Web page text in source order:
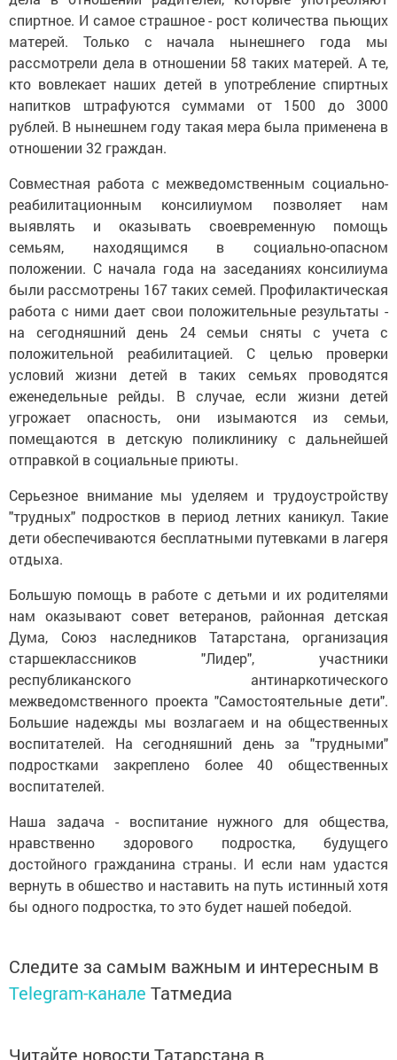
спиртное. И самое страшное - рост количества пьющих
матерей. Только с начала нынешнего года мы
рассмотрели дела в отношении 58 таких матерей. А те,
кто вовлекает наших детей в употребление спиртных
напитков штрафуются суммами от 1500 до 3000
рублей. В нынешнем году такая мера была применена в
отношении 32 граждан.
Совместная работа с межведомственным социально-
реабилитационным консилиумом позволяет нам
выявлять и оказывать своевременную помощь
семьям, находящимся в социально-опасном
положении. С начала года на заседаниях консилиума
были рассмотрены 167 таких семей. Профилактическая
работа с ними дает свои положительные результаты -
на сегодняшний день 24 семьи сняты с учета с
положительной реабилитацией. С целью проверки
условий жизни детей в таких семьях проводятся
еженедельные рейды. В случае, если жизни детей
угрожает опасность, они изымаются из семьи,
помещаются в детскую поликлинику с дальнейшей
отправкой в социальные приюты.
Серьезное внимание мы уделяем и трудоустройству
"трудных" подростков в период летних каникул. Такие
дети обеспечиваются бесплатными путевками в лагеря
отдыха.
Большую помощь в работе с детьми и их родителями
нам оказывают совет ветеранов, районная детская
Дума, Союз наследников Татарстана, организация
старшеклассников "Лидер", участники
республиканского антинаркотического
межведомственного проекта "Самостоятельные дети".
Большие надежды мы возлагаем и на общественных
воспитателей. На сегодняшний день за "трудными"
подростками закреплено более 40 общественных
воспитателей.
Наша задача - воспитание нужного для общества,
нравственно здорового подростка, будущего
достойного гражданина страны. И если нам удастся
вернуть в обшество и наставить на путь истинный хотя
бы одного подростка, то это будет нашей победой.
Следите за самым важным и интересным в
Telegram-канале Татмедиа
Читайте новости Татарстана в